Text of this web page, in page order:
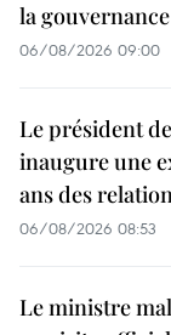
la
06/08/2026 09:00
Le président
inaugure une
ans des
06/08/2026 08:53
Le ministre